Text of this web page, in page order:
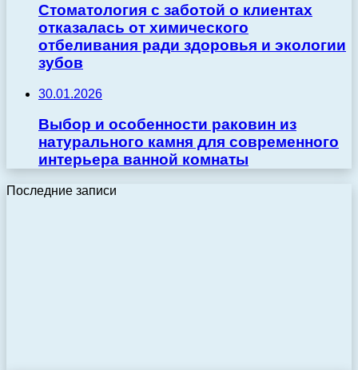
Стоматология с заботой о клиентах
отказалась от химического
отбеливания ради здоровья и экологии
зубов
30.01.2026
Выбор и особенности раковин из
натурального камня для современного
интерьера ванной комнаты
Последние записи